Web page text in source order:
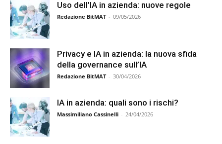
Uso dell’IA in azienda: nuove regole
Redazione BitMAT - 09/05/2026
Privacy e IA in azienda: la nuova sfida
della governance sull’IA
Redazione BitMAT - 30/04/2026
IA in azienda: quali sono i rischi?
Massimiliano Cassinelli - 24/04/2026